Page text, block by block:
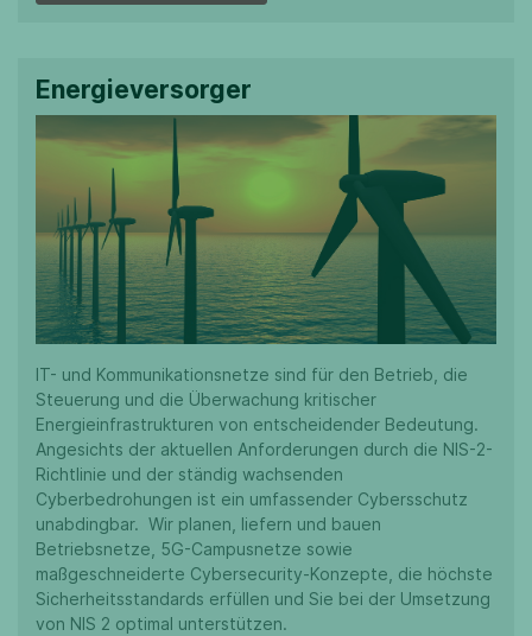
Energieversorger
IT- und Kommunikationsnetze sind für den Betrieb, die
Steuerung und die Überwachung kritischer
Energieinfrastrukturen von entscheidender Bedeutung.
Angesichts der aktuellen Anforderungen durch die NIS-2-
Richtlinie und der ständig wachsenden
Cyberbedrohungen ist ein umfassender Cybersschutz
unabdingbar. Wir planen, liefern und bauen
Betriebsnetze, 5G-Campusnetze sowie
maßgeschneiderte Cybersecurity-Konzepte, die höchste
Sicherheitsstandards erfüllen und Sie bei der Umsetzung
von NIS 2 optimal unterstützen.